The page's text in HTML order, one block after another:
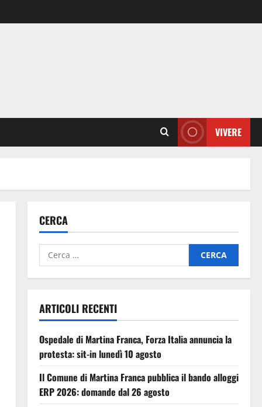
VIVERE
CERCA
ARTICOLI RECENTI
Ospedale di Martina Franca, Forza Italia annuncia la
protesta: sit-in lunedì 10 agosto
Il Comune di Martina Franca pubblica il bando alloggi
ERP 2026: domande dal 26 agosto